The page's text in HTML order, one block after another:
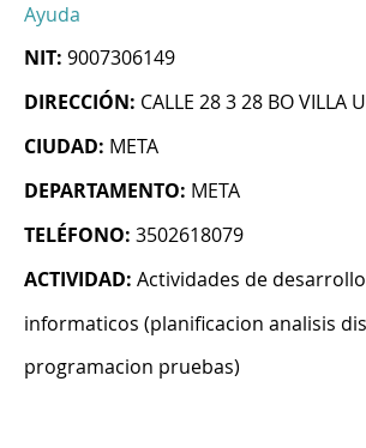
Ayuda
NIT: 9007306149
DIRECCIÓN: CALLE 28 3 28 BO VILLA
CIUDAD: META
DEPARTAMENTO: META
TELÉFONO: 3502618079
ACTIVIDAD: Actividades de
informaticos (planificacion analisis
programacion pruebas)